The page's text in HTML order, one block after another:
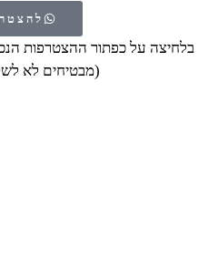
בלחיצה על כפתור ההצטרפות
(מבטיחים לא